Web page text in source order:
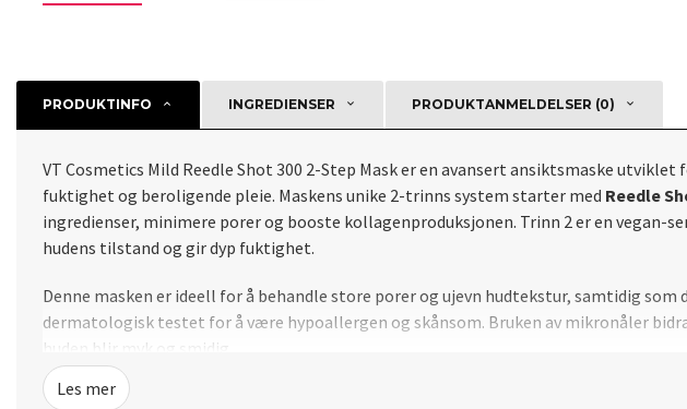
PRODUKTINFO INGREDIENSER PRODUKTANMELDELSER (0)
VT Cosmetics Mild Reedle Shot 300 2-Step Mask er en avansert ansiktsmaske
fuktighet og beroligende pleie. Maskens unike 2-trinns system starter med Reedle
ingredienser, minimere porer og booste kollagenproduksjonen. Trinn 2 er en
hudens tilstand og gir dyp fuktighet.
Denne masken er ideell for å behandle store porer og ujevn hudtekstur, samtidig
dermatologisk testet for å være hypoallergen og skånsom. Bruken av mikronåler
huden blir myk og smidig.
Les mer